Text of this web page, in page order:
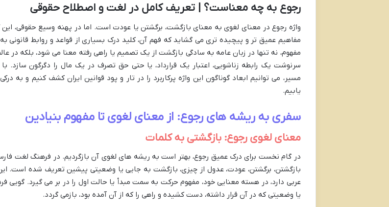
رجوع به چه معناست؟ | تعریف کامل در لغت و اصطلاح حقوقی
واژه رجوع در معنای لغوی به معنای بازگشت، برگشتن یا عودت است. اما در پهنه وسیع حقوقی،
مفاهیم عمیق تر و پیچیده تری می گشاید که فهم آن، کلید درک بسیاری از قواعد و روابط قانونی
مفهوم، نه تنها در زبان عامه به سادگی بازگشت از یک تصمیم یا راهی رفته معنا می شود، بلکه در
سرنوشت یک رابطه زناشویی، اعتبار یک قرارداد، یا حتی حق تصرف در یک مال را دگرگون سازد.
مسیر، می توانیم ابعاد گوناگون این واژه پرکاربرد را در تار و پود قوانین ایران کشف کنیم و به
یابیم.
سفری به ریشه های رجوع: از معنای لغوی تا مفهوم بنیادین
معنای لغوی رجوع: بازگشتی به کلمات
در گام نخست برای درک عمیق رجوع، بهتر است به ریشه های لغوی آن بازگردیم. در فرهنگ لغت
بازگشتن، برگشتن، عودت، عدول از چیزی، بازگشت به جایی یا وضعیتی پیشین تعریف شده است.
عربی دارد، در هسته معنایی خود، مفهوم حرکت به سمت مبدأ یا حالت اول را در بر می گیرد. گویی
یا وضعیتی که در آن قرار داشته، دست کشیده و راهی را که از آن آمده بود، بازمی گردد.